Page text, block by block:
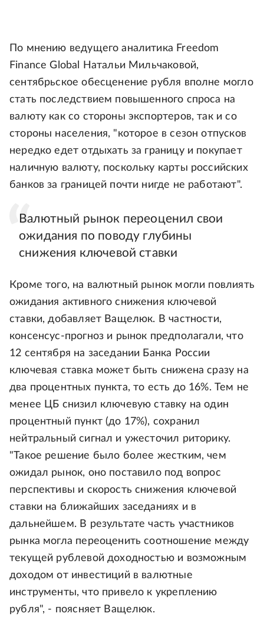
По мнению ведущего аналитика Freedom
Finance Global Натальи Мильчаковой,
сентябрьское обесценение рубля вполне могло
стать последствием повышенного спроса на
валюту как со стороны экспортеров, так и со
стороны населения, "которое в сезон отпусков
нередко едет отдыхать за границу и покупает
наличную валюту, поскольку карты российских
банков за границей почти нигде не работают".
Валютный рынок переоценил свои
ожидания по поводу глубины
снижения ключевой ставки
Кроме того, на валютный рынок могли повлиять
ожидания активного снижения ключевой
ставки, добавляет Ващелюк. В частности,
консенсус-прогноз и рынок предполагали, что
12 сентября на заседании Банка России
ключевая ставка может быть снижена сразу на
два процентных пункта, то есть до 16%. Тем не
менее ЦБ снизил ключевую ставку на один
процентный пункт (до 17%), сохранил
нейтральный сигнал и ужесточил риторику.
"Такое решение было более жестким, чем
ожидал рынок, оно поставило под вопрос
перспективы и скорость снижения ключевой
ставки на ближайших заседаниях и в
дальнейшем. В результате часть участников
рынка могла переоценить соотношение между
текущей рублевой доходностью и возможным
доходом от инвестиций в валютные
инструменты, что привело к укреплению
рубля", - поясняет Ващелюк.